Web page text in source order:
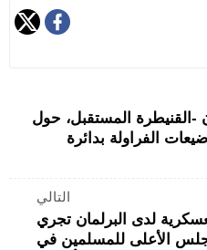
-القنيطرة المستقبل، حول
الفراولة بدائرة
التالي
لدى البرلمان تجري
الأعلى للمسلمين في